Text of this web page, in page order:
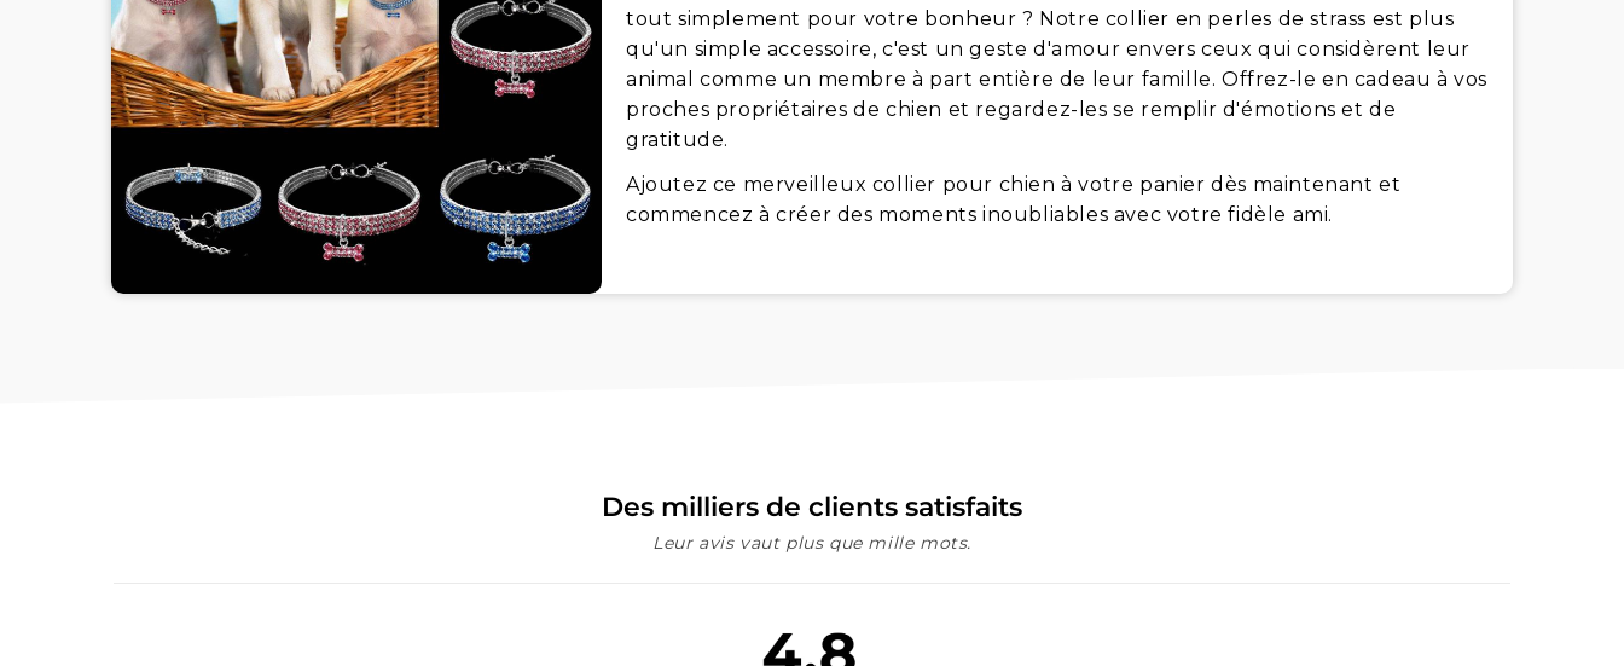
tout simplement pour votre bonheur ? Notre collier en perles de strass est plus
qu'un simple accessoire, c'est un geste d'amour envers ceux qui considèrent leur
animal comme un membre à part entière de leur famille. Offrez-le en cadeau à vos
proches propriétaires de chien et regardez-les se remplir d'émotions et de
gratitude.
Ajoutez ce merveilleux collier pour chien à votre panier dès maintenant et
commencez à créer des moments inoubliables avec votre fidèle ami.
Des milliers de clients satisfaits
Leur avis vaut plus que mille mots.